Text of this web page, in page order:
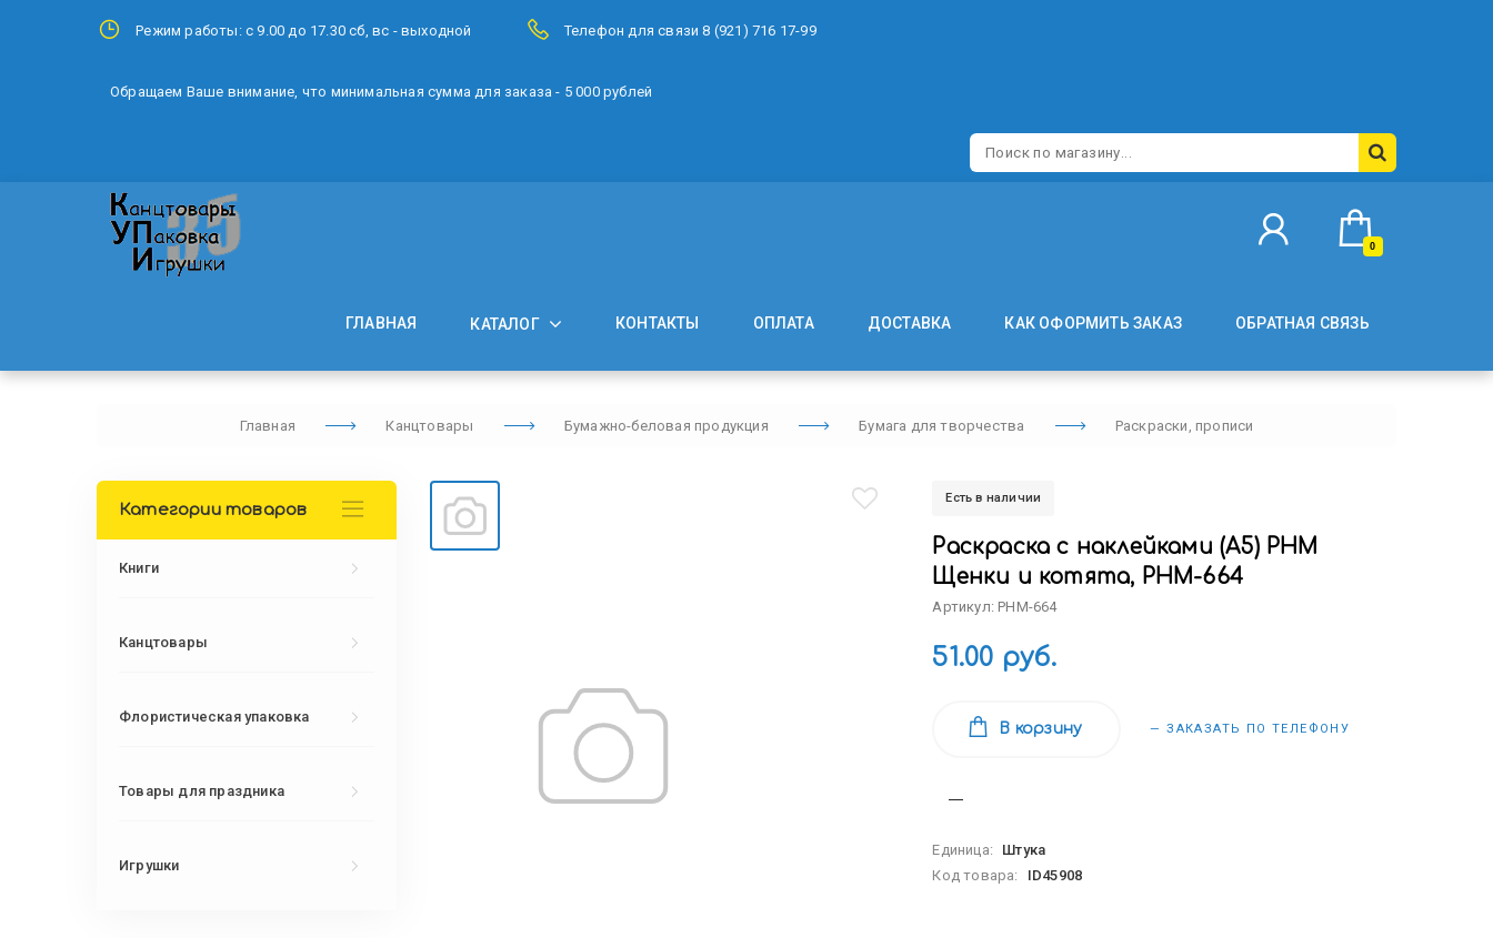
Режим работы: с 9.00 до 17.30 сб, вс - выходной Телефон для связи 8 (921) 716 17-99
Обращаем Ваше внимание, что минимальная сумма для заказа - 5 000 рублей
0
ГЛАВНАЯ КАТАЛОГ КОНТАКТЫ ОПЛАТА ДОСТАВКА КАК ОФОРМИТЬ ЗАКАЗ ОБРАТНАЯ СВЯЗЬ
Главная Канцтовары Бумажно-беловая продукция Бумага для творчества Раскраски, прописи
Есть в наличии
Раскраска с наклейками (А5) РНМ
Щенки и котята, РНМ-664
Артикул: РНМ-664
51.00 руб.
В корзину — ЗАКАЗАТЬ ПО ТЕЛЕФОНУ
Единица:
Штука
Код товара:
ID45908
Категории товаров
Книги
Канцтовары
Флористическая упаковка
Товары для праздника
Игрушки